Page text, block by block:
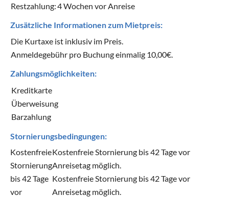
Restzahlung:4 Wochen vor Anreise
Zusätzliche Informationen zum Mietpreis:
Die Kurtaxe ist inklusiv im Preis.
Anmeldegebühr pro Buchung einmalig 10,00€.
Zahlungsmöglichkeiten:
Kreditkarte
Überweisung
Barzahlung
Stornierungsbedingungen:
Kostenfreie
Stornierung
bis 42 Tage
vor
Kostenfreie Stornierung bis 42 Tage vor
Anreisetag möglich.
Kostenfreie Stornierung bis 42 Tage vor
Anreisetag möglich.